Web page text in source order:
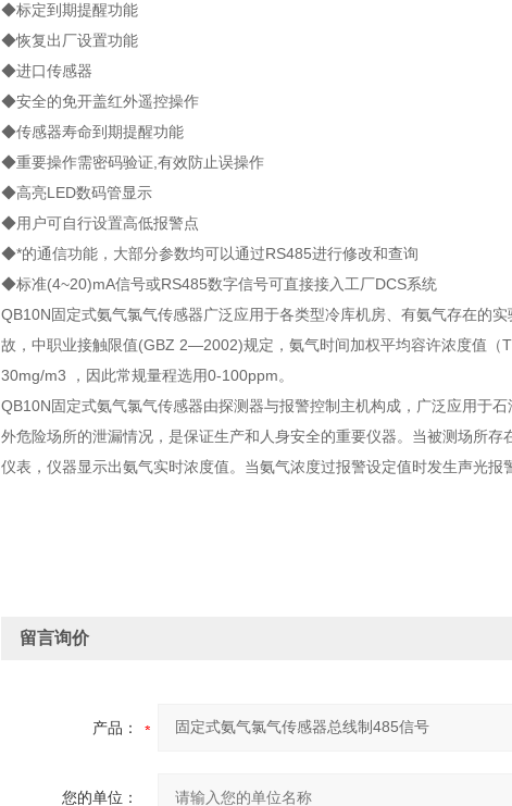
◆标定到期提醒功能
◆恢复出厂设置功能
◆进口传感器
◆安全的免开盖红外遥控操作
◆传感器寿命到期提醒功能
◆重要操作需密码验证,有效防止误操作
◆高亮LED数码管显示
◆用户可自行设置高低报警点
◆*的通信功能，大部分参数均可以通过RS485进行修改和查询
◆标准(4~20)mA信号或RS485数字信号可直接接入工厂DCS系统
QB10N固定式氨气氯气传感器广泛应用于各类型冷库机房、有氨气存在的
故，中职业接触限值(GBZ 2—2002)规定，氨气时间加权平均容许浓度值（
30mg/m3 ，因此常规量程选用0-100ppm。
QB10N固定式氨气氯气传感器由探测器与报警控制主机构成，广泛应用于
外危险场所的泄漏情况，是保证生产和人身安全的重要仪器。当被测场所
仪表，仪器显示出氨气实时浓度值。当氨气浓度过报警设定值时发生声光报
留言询价
产品：
您的单位：